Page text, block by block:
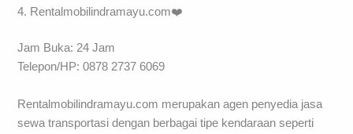
4. Rentalmobilindramayu.com❤️
Jam Buka: 24 Jam
Telepon/HP: 0878 2737 6069
Rentalmobilindramayu.com merupakan agen penyedia jasa
sewa transportasi dengan berbagai tipe kendaraan seperti